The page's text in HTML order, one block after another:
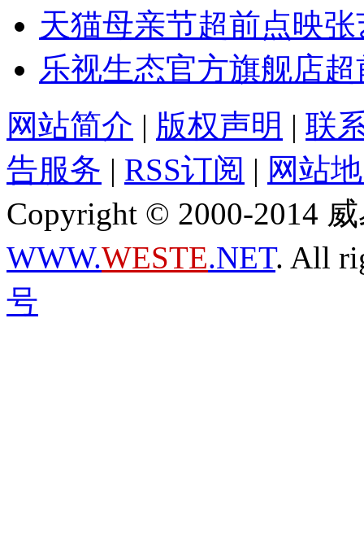
天猫母亲节超前点映
乐视生态官方旗舰店
网站简介 | 版权声明 | 联
告服务 | RSS订阅 | 网站
Copyright © 2000-2014
WWW.WESTE.NET. All
号